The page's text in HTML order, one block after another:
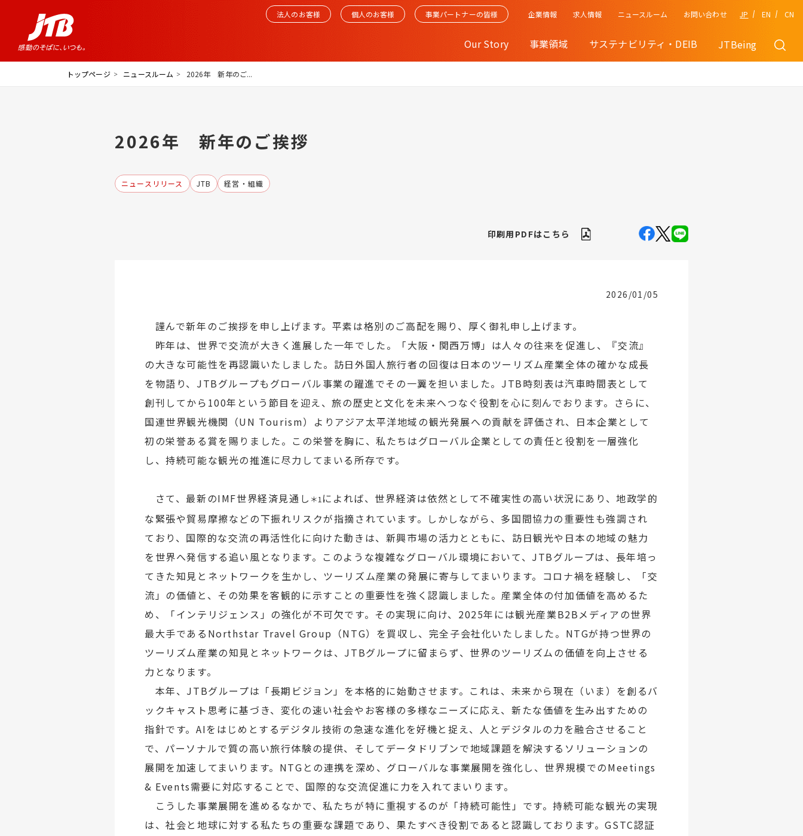
法人のお客様 個人のお客様 事業パートナーの皆様
Our Story 事業領域 サステナビリティ・DEIB JTBeing
企業情報 求人情報 ニュースルーム お問い合わせ JP EN CN
トップページ ニュースルーム 2026年 新年のご...
2026年 新年のご挨拶
ニュースリリース JTB 経営・組織
印刷用PDFはこちら
2026/01/05
謹んで新年のご挨拶を申し上げます。平素は格別のご高配を賜り、厚く御礼申し上げます。
昨年は、世界で交流が大きく進展した一年でした。「大阪・関西万博」は人々の往来を促進し、『交流』
の大きな可能性を再認識いたしました。訪日外国人旅行者の回復は日本のツーリズム産業全体の確かな成長
を物語り、JTBグループもグローバル事業の躍進でその一翼を担いました。JTB時刻表は汽車時間表として
創刊してから100年という節目を迎え、旅の歴史と文化を未来へつなぐ役割を心に刻んでおります。さらに、
国連世界観光機関（UN Tourism）よりアジア太平洋地域の観光発展への貢献を評価され、日本企業として
初の栄誉ある賞を賜りました。この栄誉を胸に、私たちはグローバル企業としての責任と役割を一層強化
し、持続可能な観光の推進に尽力してまいる所存です。
さて、最新のIMF世界経済見通し ＊1によれば、世界経済は依然として不確実性の高い状況にあり、地政学的
な緊張や貿易摩擦などの下振れリスクが指摘されています。しかしながら、多国間協力の重要性も強調され
ており、国際的な交流の再活性化に向けた動きは、新興市場の活力とともに、訪日観光や日本の地域の魅力
を世界へ発信する追い風となります。このような複雑なグローバル環境において、JTBグループは、長年培っ
てきた知見とネットワークを生かし、ツーリズム産業の発展に寄与してまいります。コロナ禍を経験し、「交
流」の価値と、その効果を客観的に示すことの重要性を強く認識しました。産業全体の付加価値を高めるた
め、「インテリジェンス」の強化が不可欠です。その実現に向け、2025年には観光産業B2Bメディアの世界
最大手であるNorthstar Travel Group（NTG）を買収し、完全子会社化いたしました。NTGが持つ世界の
ツーリズム産業の知見とネットワークは、JTBグループに留まらず、世界のツーリズムの価値を向上させる
力となります。
本年、JTBグループは「長期ビジョン」を本格的に始動させます。これは、未来から現在（いま）を創るバ
ックキャスト思考に基づき、変化の速い社会やお客様の多様なニーズに応え、新たな価値を生み出すための
指針です。AIをはじめとするデジタル技術の急速な進化を好機と捉え、人とデジタルの力を融合させること
で、パーソナルで質の高い旅行体験の提供、そしてデータドリブンで地域課題を解決するソリューションの
展開を加速してまいります。NTGとの連携を深め、グローバルな事業展開を強化し、世界規模でのMeetings
& Events需要に対応することで、国際的な交流促進に力を入れてまいります。
こうした事業展開を進めるなかで、私たちが特に重視するのが「持続可能性」です。持続可能な観光の実現
は、社会と地球に対する私たちの重要な課題であり、果たすべき役割であると認識しております。GSTC認証